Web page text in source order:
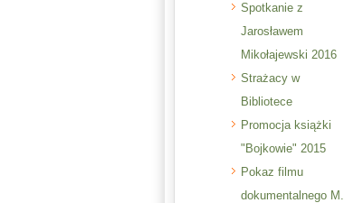
Spotkanie z
Jarosławem
Mikołajewski 2016
Strażacy w
Bibliotece
Promocja książki
"Bojkowie" 2015
Pokaz filmu
dokumentalnego M.